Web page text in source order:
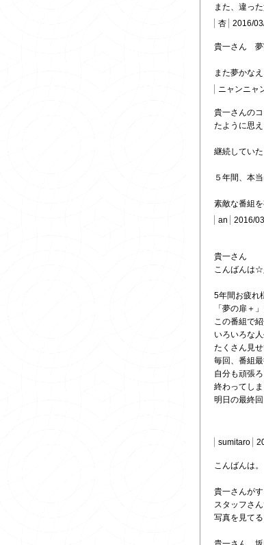
また、違っ
杏
2016/
貴一さん
また夢かな
ニャンニャ
貴一さんの
たように思
継続してい
５年間、本
素敵な番組
an
2016/
貴一さん
こんばんは
5年間お疲れ
「夢の扉＋
この番組で
いろいろな
たくさん見せ
毎回、番組
自分も頑張
終わってし
明日の最終
sumitaro
こんばんは。
貴一さんが
スタッフさ
写真を見て